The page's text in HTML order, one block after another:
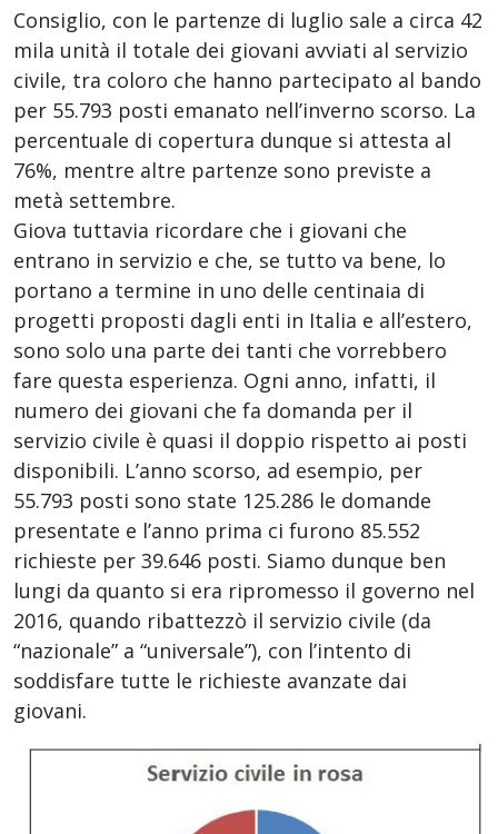
Consiglio, con le partenze di luglio sale a circa 42
mila unità il totale dei giovani avviati al servizio
civile, tra coloro che hanno partecipato al bando
per 55.793 posti emanato nell’inverno scorso. La
percentuale di copertura dunque si attesta al
76%, mentre altre partenze sono previste a
metà settembre.
Giova tuttavia ricordare che i giovani che
entrano in servizio e che, se tutto va bene, lo
portano a termine in uno delle centinaia di
progetti proposti dagli enti in Italia e all’estero,
sono solo una parte dei tanti che vorrebbero
fare questa esperienza. Ogni anno, infatti, il
numero dei giovani che fa domanda per il
servizio civile è quasi il doppio rispetto ai posti
disponibili. L’anno scorso, ad esempio, per
55.793 posti sono state 125.286 le domande
presentate e l’anno prima ci furono 85.552
richieste per 39.646 posti. Siamo dunque ben
lungi da quanto si era ripromesso il governo nel
2016, quando ribattezzò il servizio civile (da
“nazionale” a “universale”), con l’intento di
soddisfare tutte le richieste avanzate dai
giovani.